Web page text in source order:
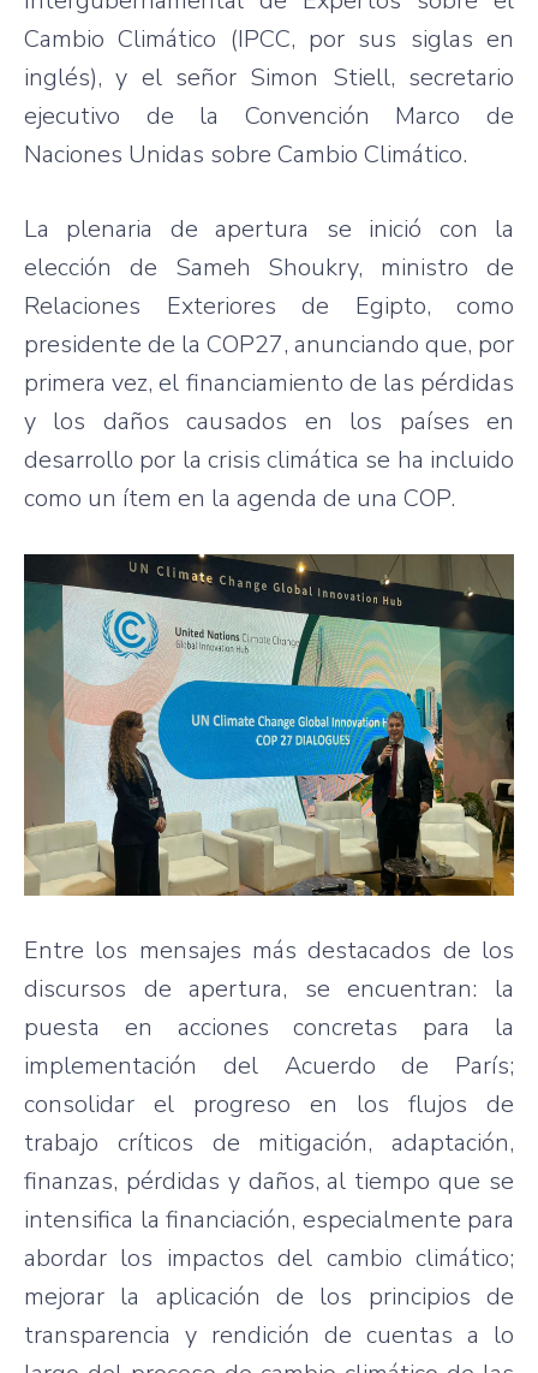
Cambio Climático (IPCC, por sus siglas en
inglés), y el señor Simon Stiell, secretario
ejecutivo de la Convención Marco de
Naciones Unidas sobre Cambio Climático.
La plenaria de apertura se inició con la
elección de Sameh Shoukry, ministro de
Relaciones Exteriores de Egipto, como
presidente de la COP27, anunciando que, por
primera vez, el financiamiento de las pérdidas
y los daños causados en los países en
desarrollo por la crisis climática se ha incluido
como un ítem en la agenda de una COP.
Entre los mensajes más destacados de los
discursos de apertura, se encuentran: la
puesta en acciones concretas para la
implementación del Acuerdo de París;
consolidar el progreso en los flujos de
trabajo críticos de mitigación, adaptación,
finanzas, pérdidas y daños, al tiempo que se
intensifica la financiación, especialmente para
abordar los impactos del cambio climático;
mejorar la aplicación de los principios de
transparencia y rendición de cuentas a lo